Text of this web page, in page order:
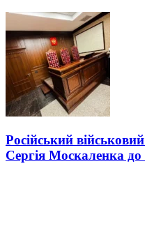
Російський
Сергія Москаленка до